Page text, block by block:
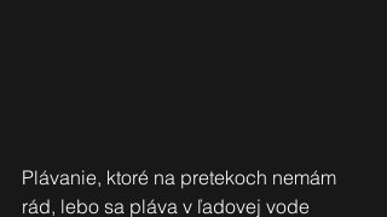
Plávanie, ktoré na pretekoch nemám
rád, lebo sa pláva v ľadovej vode